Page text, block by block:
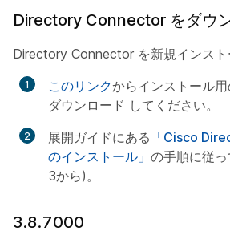
Directory Connector をダウ
Directory Connector を新規インスト
このリンクからインストール
ダウンロード してください。
展開ガイドにある 「Cisco
のインストール」 の手順に従
3から)。
3.8.7000